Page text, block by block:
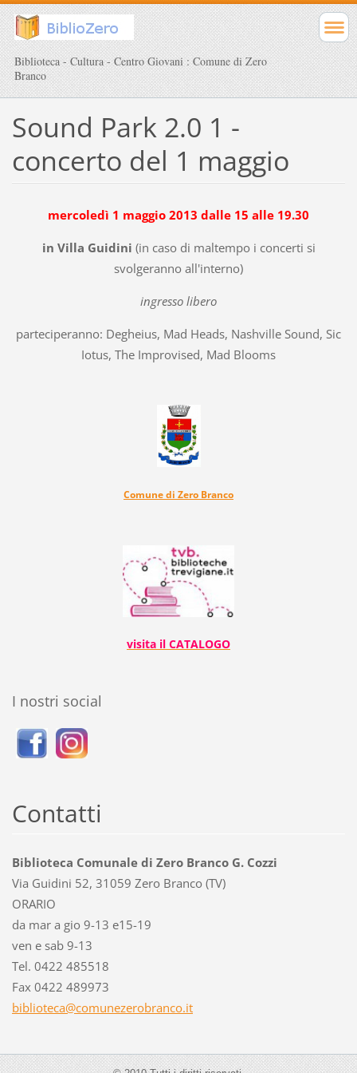
Biblioteca - Cultura - Centro Giovani : Comune di Zero
Branco
Sound Park 2.0 1 -
concerto del 1 maggio
mercoledì 1 maggio 2013 dalle 15 alle 19.30
in Villa Guidini (in caso di maltempo i concerti si
svolgeranno all'interno)
ingresso libero
parteciperanno: Degheius, Mad Heads, Nashville Sound, Sic
Iotus, The Improvised, Mad Blooms
Comune di Zero Branco
visita il CATALOGO
I nostri social
Contatti
Biblioteca Comunale di Zero Branco G. Cozzi
Via Guidini 52, 31059 Zero Branco (TV)
ORARIO
da mar a gio 9-13 e15-19
ven e sab 9-13
Tel. 0422 485518
Fax 0422 489973
biblioteca@comunezerobranco.it